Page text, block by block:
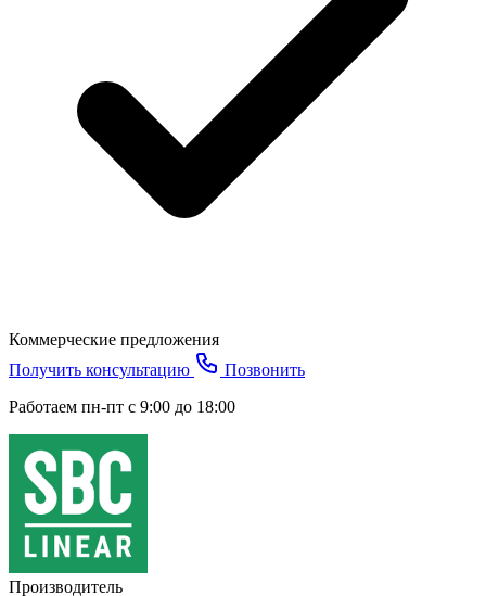
Коммерческие предложения
Получить консультацию
Позвонить
Работаем пн-пт с 9:00 до 18:00
Производитель